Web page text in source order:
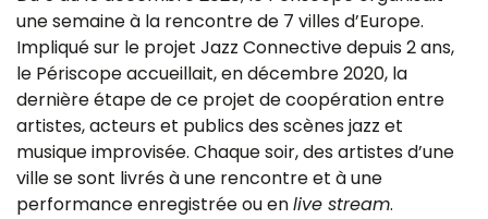
une semaine à la rencontre de 7 villes d’Europe.
Impliqué sur le projet Jazz Connectivedepuis 2 ans,
le Périscopeaccueillait, en décembre 2020, la
dernière étape de ce projet de coopération entre
artistes, acteurs et publics des scènes jazz et
musique improvisée. Chaque soir, des artistes d’une
ville se sont livrés à une rencontre et à une
performance enregistrée ou enlive stream.